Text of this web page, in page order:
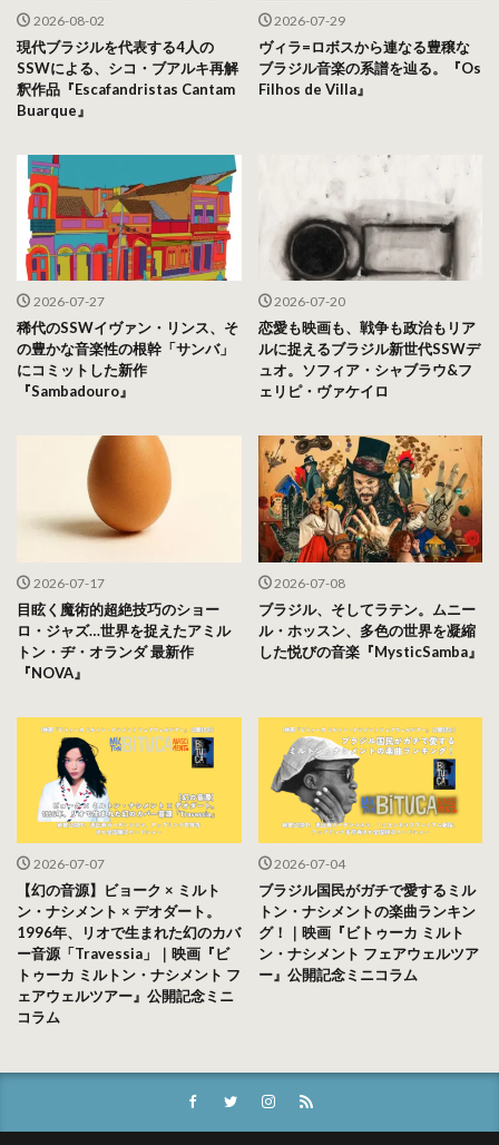
2026-08-02
現代ブラジルを代表する4人の
SSWによる、シコ・ブアルキ再解
釈作品『Escafandristas Cantam
Buarque』
2026-07-29
ヴィラ=ロボスから連なる豊穣な
ブラジル音楽の系譜を辿る。『Os
Filhos de Villa』
2026-07-27
稀代のSSWイヴァン・リンス、そ
の豊かな音楽性の根幹「サンバ」
にコミットした新作
『Sambadouro』
2026-07-20
恋愛も映画も、戦争も政治もリア
ルに捉えるブラジル新世代SSWデ
ュオ。ソフィア・シャブラウ&フ
ェリピ・ヴァケイロ
2026-07-17
目眩く魔術的超絶技巧のショー
ロ・ジャズ…世界を捉えたアミル
トン・ヂ・オランダ 最新作
『NOVA』
2026-07-08
ブラジル、そしてラテン。ムニー
ル・ホッスン、多色の世界を凝縮
した悦びの音楽『MysticSamba』
2026-07-07
【幻の音源】ビョーク × ミルト
ン・ナシメント × デオダート。
1996年、リオで生まれた幻のカバ
ー音源「Travessia」｜映画『ビ
トゥーカ ミルトン・ナシメント フ
ェアウェルツアー』公開記念ミニ
コラム
2026-07-04
ブラジル国民がガチで愛するミル
トン・ナシメントの楽曲ランキン
グ！｜映画『ビトゥーカ ミルト
ン・ナシメント フェアウェルツア
ー』公開記念ミニコラム